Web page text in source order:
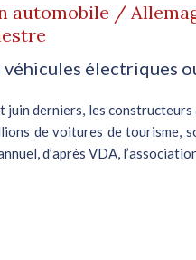
automobile /
véhicules électriques
juin derniers, les
de voitures de tourisme,
d’après VDA,